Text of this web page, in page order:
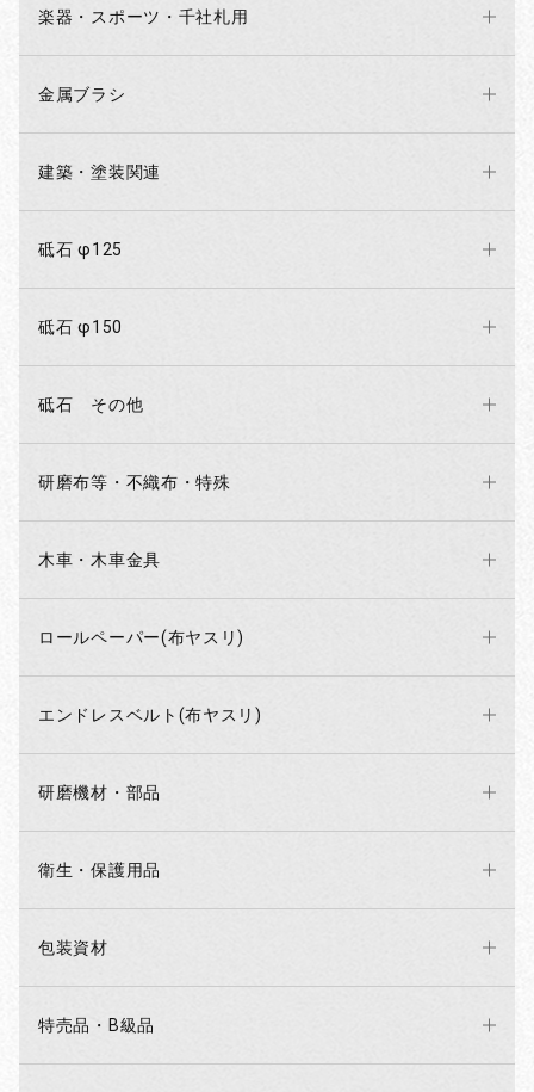
楽器・スポーツ・千社札用
金属ブラシ
建築・塗装関連
砥石 φ125
砥石 φ150
砥石 その他
研磨布等・不織布・特殊
木車・木車金具
ロールペーパー(布ヤスリ)
エンドレスベルト(布ヤスリ)
研磨機材・部品
衛生・保護用品
包装資材
特売品・B級品